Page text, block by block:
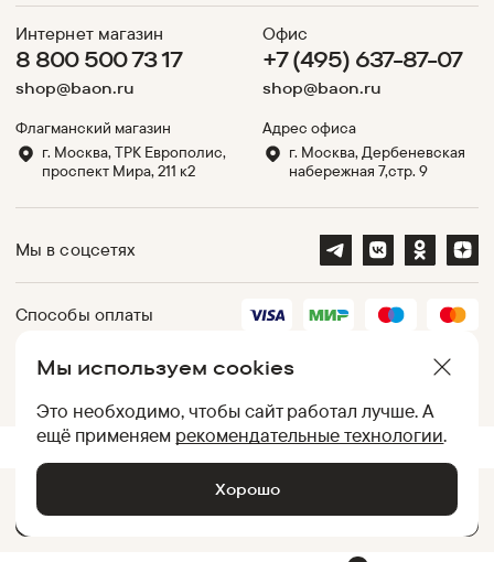
Мы используем cookies
Это необходимо, чтобы сайт работал лучше. А
ещё применяем рекомендательные технологии.
Хорошо
Интернет магазин
8 800 500 73 17
shop@baon.ru
Флагманский магазин
г. Москва, ТРК Европолис,
проспект Мира, 211 к2
Офис
+7 (495) 637-87-07
shop@baon.ru
Адрес офиса
г. Москва, Дербеневская
набережная 7,стр. 9
Мы в соцсетях
Способы оплаты
Партнеры
UID:050012ACA63B776A7D0038B502B9C00B
b0993c435c8f